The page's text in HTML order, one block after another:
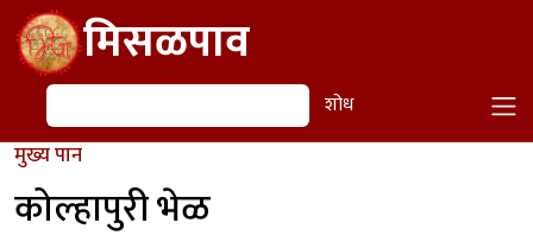
Skip to main contentमिसळपाव
शोध शोध
मुख्य पान
कोल्हापुरी भेळ